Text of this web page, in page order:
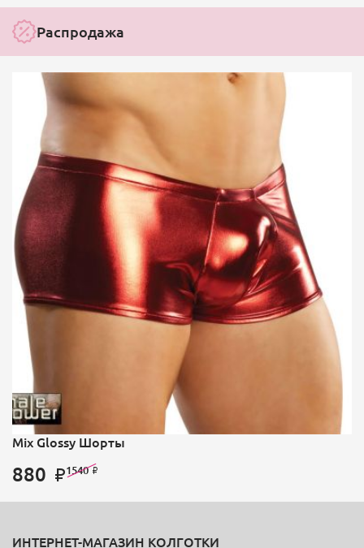
Распродажа
Mix Glossy Шорты
880 1540
ИНТЕРНЕТ-МАГАЗИН КОЛГОТКИ